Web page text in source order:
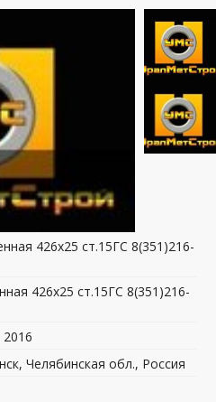
426х25 ст.15ГС 8(351)216-
426х25 ст.15ГС 8(351)216-
Челябинская обл., Россия